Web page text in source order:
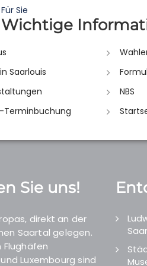
Für Sie
Wichtige
Saarlouis
NBS
Terminbuchung
Sie uns!
direkt an der
Saartal gelegen.
Luxembourg sind